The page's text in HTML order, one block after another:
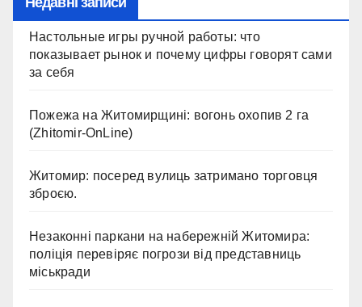
Настольные игры ручной работы: что
показывает рынок и почему цифры говорят сами
за себя
Пожежа на Житомирщині: вогонь охопив 2 га
(Zhitomir-OnLine)
Житомир: посеред вулиць затримано торговця
зброєю.
Незаконні паркани на набережній Житомира:
поліція перевіряє погрози від представниць
міськради